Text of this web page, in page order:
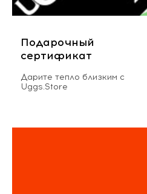
Подарочный
сертификат
Дарите тепло близким с
Uggs.Store